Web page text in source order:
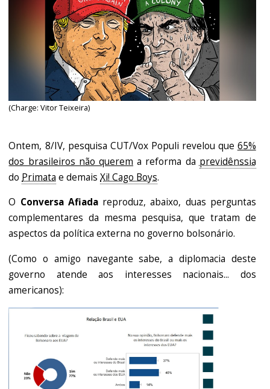
(Charge: Vitor Teixeira)
Ontem, 8/IV, pesquisa CUT/Vox Populi revelou que 65%
dos brasileiros não querem a reforma da previdênssia
do Primata e demaisXi! Cago Boys.
O Conversa Afiadareproduz, abaixo, duas perguntas
complementares da mesma pesquisa, que tratam de
aspectos da política externa no governo bolsonário.
(Como o amigo navegante sabe, a diplomacia deste
governo atende aos interesses nacionais... dos
americanos):